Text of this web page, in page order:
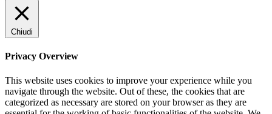
Chiudi
Privacy Overview
This website uses cookies to improve your experience while you
navigate through the website. Out of these, the cookies that are
categorized as necessary are stored on your browser as they are